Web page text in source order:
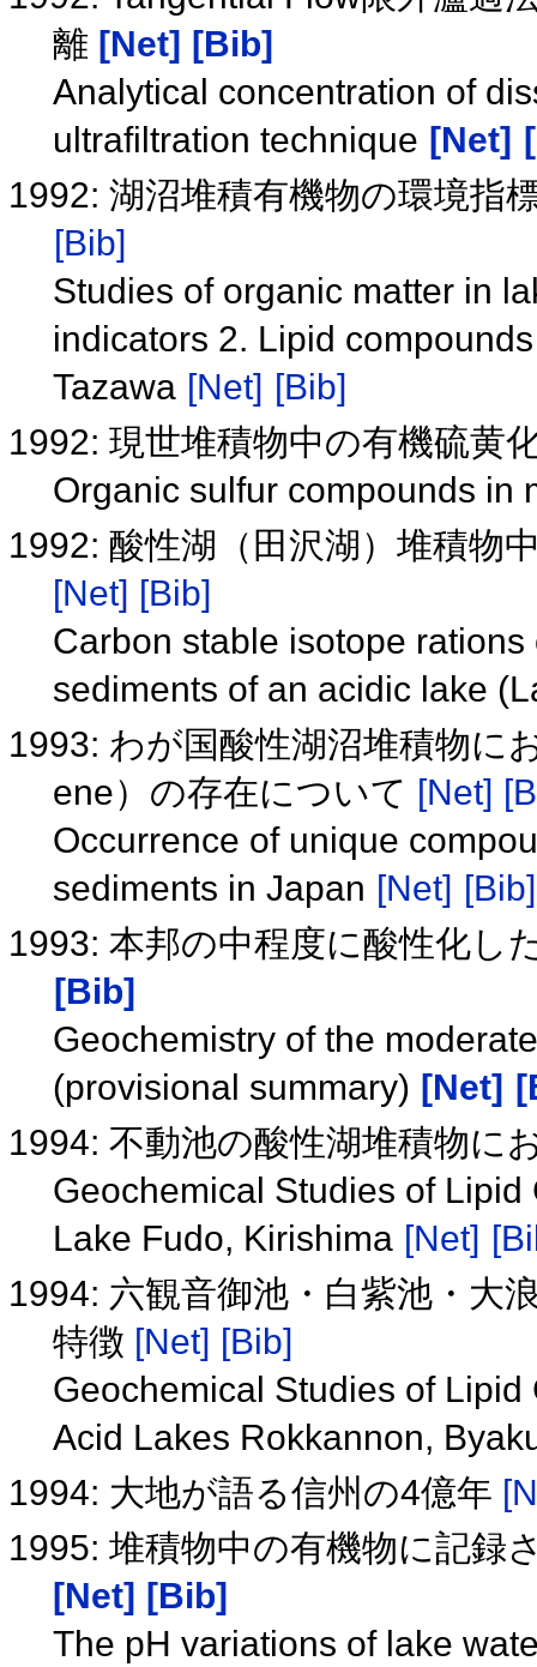
離 [Net] [Bib]
Analytical concentration of
ultrafiltration technique [Net]
1992: 湖沼堆積有機物の環境指
[Bib]
Studies of organic matter in
indicators 2. Lipid
Tazawa [Net] [Bib]
1992: 現世堆積物中の有機硫黄
Organic sulfur compounds in
1992: 酸性湖（田沢湖）堆積物
[Net] [Bib]
Carbon stable isotope
sediments of an acidic lake
1993: わが国酸性湖沼堆積物に
ene）の存在について [Net]
Occurrence of unique
sediments in Japan [Net] [Bib]
1993: 本邦の中程度に酸性化し
[Bib]
Geochemistry of the
(provisional summary) [Net]
1994: 不動池の酸性湖堆積物に
Geochemical Studies of
Lake Fudo, Kirishima [Net]
1994: 六観音御池・白紫池・大
特徴 [Net] [Bib]
Geochemical Studies of
Acid Lakes Rokkannon,
1994: 大地が語る信州の4億年
1995: 堆積物中の有機物に記録
[Net] [Bib]
The pH variations of lake